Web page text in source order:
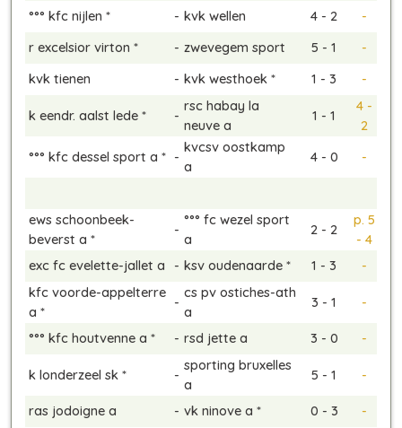
°°° kfc nijlen * - kvk wellen 4 - 2
-
r excelsior virton *
- zwevegem sport 5 - 1
-
kvk tienen
- kvk westhoek * 1 - 3 -
k eendr. aalst lede * -
rsc habay la
neuve a
1 - 1
4 -
2
°°° kfc dessel sport a * -
kvcsv oostkamp
a
4 - 0 -
ews schoonbeek-
beverst a *
-
°°° fc wezel sport
a
2 - 2
p. 5
- 4
exc fc evelette-jallet a
- ksv oudenaarde * 1 - 3
-
kfc voorde-appelterre
a *
-
cs pv ostiches-ath
a
3 - 1 -
°°° kfc houtvenne a * - rsd jette a 3 - 0 -
k londerzeel sk * -
sporting bruxelles
a
5 - 1 -
ras jodoigne a - vk ninove a * 0 - 3 -